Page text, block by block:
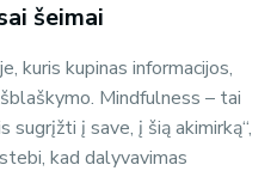
šeimai
kuris kupinas informacijos,
Mindfulness – tai
į save, į šią akimirką“,
kad dalyvavimas